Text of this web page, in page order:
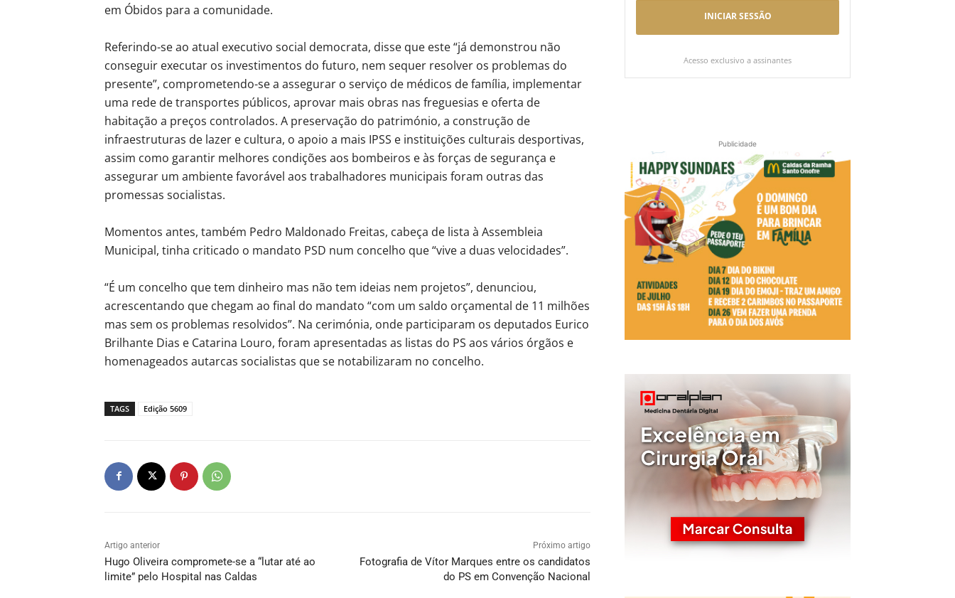
em Óbidos para a comunidade.
Referindo-se ao atual executivo social democrata, disse que este “já demonstrou não
conseguir executar os investimentos do futuro, nem sequer resolver os problemas do
presente”, comprometendo-se a assegurar o serviço de médicos de família, implementar
uma rede de transportes públicos, aprovar mais obras nas freguesias e oferta de
habitação a preços controlados. A preservação do património, a construção de
infraestruturas de lazer e cultura, o apoio a mais IPSS e instituições culturais desportivas,
assim como garantir melhores condições aos bombeiros e às forças de segurança e
assegurar um ambiente favorável aos trabalhadores municipais foram outras das
promessas socialistas.
Momentos antes, também Pedro Maldonado Freitas, cabeça de lista à Assembleia
Municipal, tinha criticado o mandato PSD num concelho que “vive a duas velocidades”.
“É um concelho que tem dinheiro mas não tem ideias nem projetos”, denunciou,
acrescentando que chegam ao final do mandato “com um saldo orçamental de 11 milhões
mas sem os problemas resolvidos”. Na cerimónia, onde participaram os deputados Eurico
Brilhante Dias e Catarina Louro, foram apresentadas as listas do PS aos vários órgãos e
homenageados autarcas socialistas que se notabilizaram no concelho.
TAGS Edição 5609
Artigo anterior
Hugo Oliveira compromete-se a “lutar até ao
limite” pelo Hospital nas Caldas
Próximo artigo
Fotografia de Vítor Marques entre os candidatos
do PS em Convenção Nacional
INICIAR SESSÃO
Acesso exclusivo a assinantes
Publicidade